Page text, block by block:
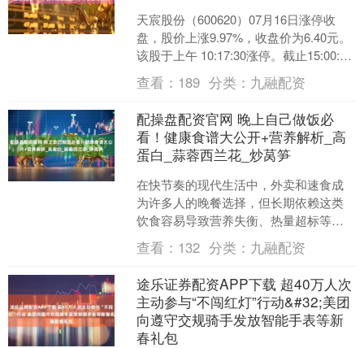
天宸股份（600620）07月16日涨停收
盘，股价上涨9.97%，收盘价为6.40元。
该股于上午 10:17:30涨停。截止15:00:31
未打开涨停，封住涨....
查看： 189 分类： 九融配资
配操盘配资官网 晚上自己做饭必
看！健康食谱大公开+营养解析_高
蛋白_蒜蓉西兰花_炒莴笋
在快节奏的现代生活中，外卖和速食成
为许多人的晚餐选择，但长期依赖这类
饮食容易导致营养失衡、热量超标等问
题。自己动手做饭不仅能精准控制食材
和调味，还能根据个人需求....
查看： 132 分类： 九融配资
途乐证券配资APP下载 超40万人次
主动参与“不闯红灯”行动&#32;美团
向遵守交规骑手发放智能手表等新
春礼包